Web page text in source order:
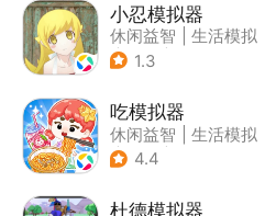
小忍模拟器
休闲益智
生活模拟
| 恋爱
1.3
吃模拟器
休闲益智
生活模拟
| 美食
4.4
杜德模拟器